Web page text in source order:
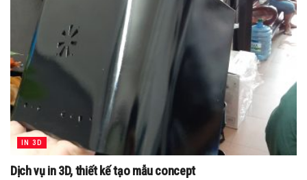
IN 3D
Dịch vụ in 3D, thiết kế tạo mẫu concept